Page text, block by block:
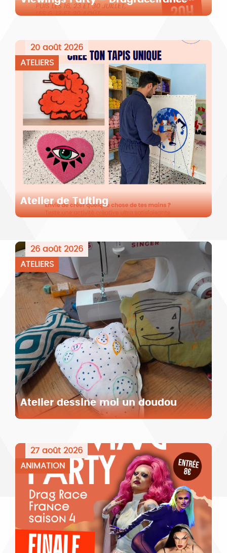
Atelier de Tufting
20 août 2026
ATELIERS
Atelier dessine moi un doudou
26 août 2026
ATELIERS
27 août 2026
ANIMATION